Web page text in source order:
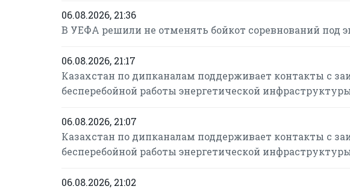
06.08.2026, 21:36
В УЕФА решили не отменять бойкот соревнований под
06.08.2026, 21:17
Казахстан по дипканалам поддерживает контакты с
бесперебойной работы энергетической
06.08.2026, 21:07
Казахстан по дипканалам поддерживает контакты с
бесперебойной работы энергетической
06.08.2026, 21:02